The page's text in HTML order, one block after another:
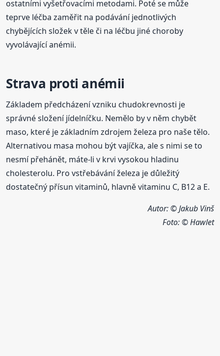
ostatními vyšetřovacími metodami. Poté se může
teprve léčba zaměřit na podávání jednotlivých
chybějících složek v těle či na léčbu jiné choroby
vyvolávající anémii.
Strava proti anémii
Základem předcházení vzniku chudokrevnosti je
správné složení jídelníčku. Nemělo by v něm chybět
maso, které je základním zdrojem železa pro naše tělo.
Alternativou masa mohou být vajíčka, ale s nimi se to
nesmí přehánět, máte-li v krvi vysokou hladinu
cholesterolu. Pro vstřebávání železa je důležitý
dostatečný přísun vitaminů, hlavně vitaminu C, B12 a E.
Autor: © Jakub Vinš
Foto:© Hawlet